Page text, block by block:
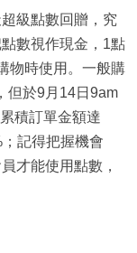
級點數回贈，究
數視作現金，1點
物時使用。一般購
但於9月14日9am
積訂單金額達
記得把握機會
才能使用點數，